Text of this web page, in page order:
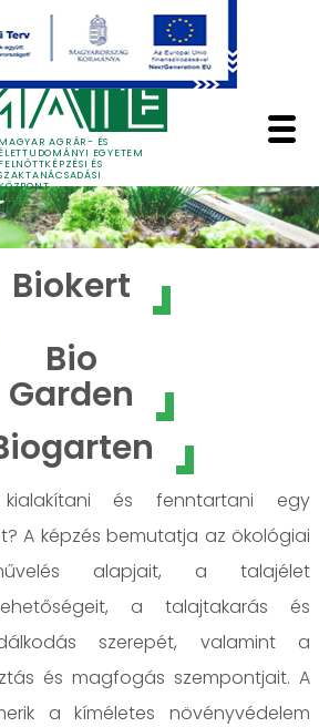
MAGYAR AGRÁR- ÉS
ÉLETTUDOMÁNYI EGYETEM
FELNŐTTKÉPZÉSI ÉS
MATE
Biokert
Bio
Garden
és fenntartani egy
A képzés bemutatja az ökológiai
alapjait, a talajélet
a talajtakarás és
szerepét, valamint a
és magfogás szempontjait. A
a kíméletes növényvédelem